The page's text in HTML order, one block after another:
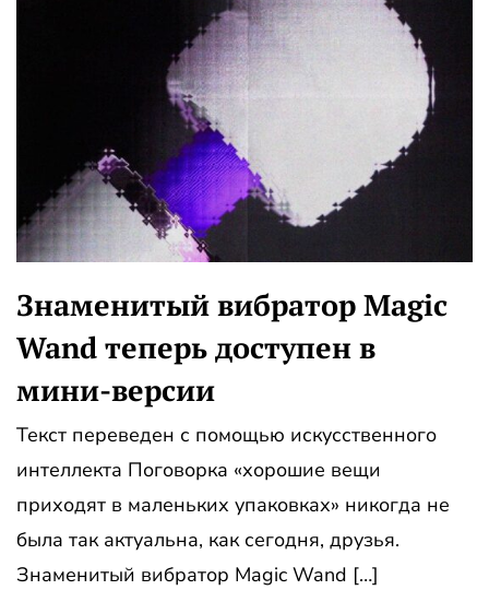
Знаменитый вибратор Magic
Wand теперь доступен в
мини-версии
Текст переведен с помощью искусственного
интеллекта Поговорка «хорошие вещи
приходят в маленьких упаковках» никогда не
была так актуальна, как сегодня, друзья.
Знаменитый вибратор Magic Wand […]